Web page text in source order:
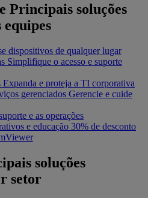
Principais soluções
dispositivos de qualquer lugar
Simplifique o acesso e suporte
Expanda e proteja a TI corporativa
gerenciados Gerencie e cuide
e as operações
e educação 30% de desconto
soluções
setor